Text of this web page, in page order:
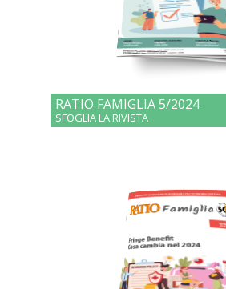
RATIO FAMIGLIA 5/2024
SFOGLIA LA RIVISTA